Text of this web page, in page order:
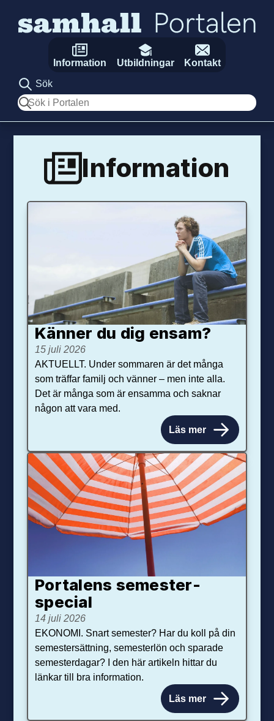
Information Utbildningar
Kontakt
Sök
Sök
Information
Känner du dig ensam?
15 juli 2026
AKTUELLT. Under sommaren är det många
som träffar familj och vänner – men inte alla.
Det är många som är ensamma och saknar
någon att vara med.
Läs mer
Portalens semester­
special
14 juli 2026
EKONOMI. Snart semester? Har du koll på din
semestersättning, semesterlön och sparade
semesterdagar? I den här artikeln hittar du
länkar till bra information.
Läs mer